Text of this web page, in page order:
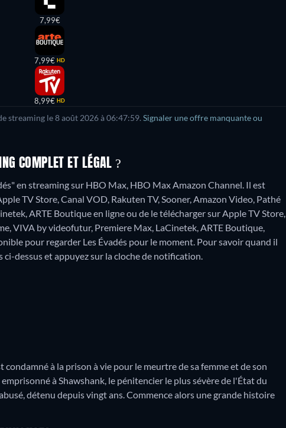
7,99€
7,99€ HD
8,99€ HD
streaming le8 août 2026à06:47:59. Signaler une offre manquante ou
COMPLET ET LÉGAL ?
en streaming sur HBO Max, HBO Max Amazon Channel. Il est
TV Store, Canal VOD, Rakuten TV, Sooner, Amazon Video, Pathé
ARTE Boutique en ligne ou de le télécharger sur Apple TV Store,
VIVA by videofutur, Premiere Max, LaCinetek, ARTE Boutique,
pour regarder Les Évadés pour le moment. Pour savoir quand il
dessus et appuyez sur la cloche de notification.
à la prison à vie pour le meurtre de sa femme et de son
à Shawshank, le pénitencier le plus sévère de l'État du
détenu depuis vingt ans. Commence alors une grande histoire